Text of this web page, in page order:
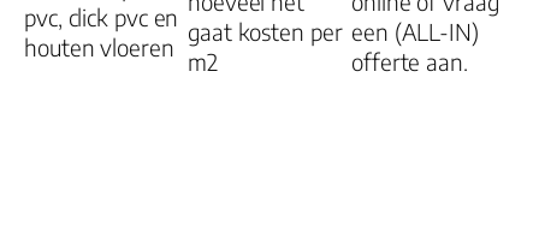
Garantie
Woongebruik
pvc, click pvc en
houten vloeren
gaat kosten per
m2
een (ALL-IN)
offerte aan.